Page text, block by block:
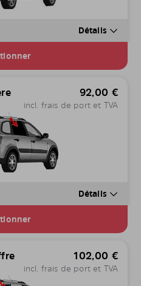
Détails
92,00 €
incl. frais de port et TVA
Détails
102,00 €
incl. frais de port et TVA